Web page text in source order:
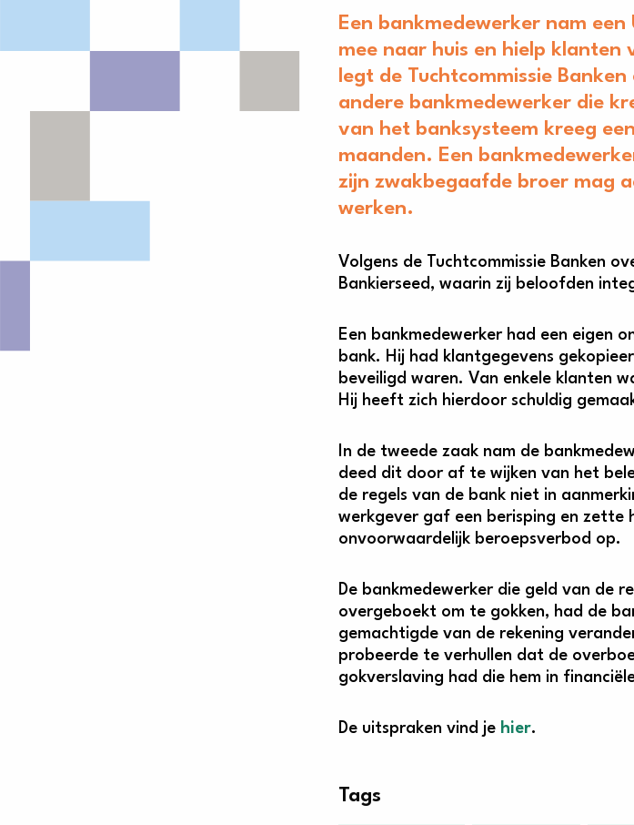
Een bankmedewerker nam
mee naar huis en hielp
legt de Tuchtcommissie
andere bankmedewerker die
van het banksysteem kreeg
maanden. Een
zijn zwakbegaafde broer mag
werken.
Volgens de Tuchtcommissie Banken
Bankierseed, waarin zij beloofden
Een bankmedewerker had een eigen
bank. Hij had klantgegevens
beveiligd waren. Van enkele klanten
Hij heeft zich hierdoor schuldig
In de tweede zaak nam de
deed dit door af te wijken van het
de regels van de bank niet in
werkgever gaf een berisping en zette
onvoorwaardelijk beroepsverbod op.
De bankmedewerker die geld van de
overgeboekt om te gokken, had de
gemachtigde van de rekening
probeerde te verhullen dat de
gokverslaving had die hem in
De uitspraken vind je hier.
Tags